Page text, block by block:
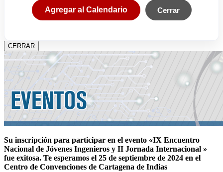
Agregar al Calendario Cerrar
CERRAR
Su inscripción para participar en el evento «IX Encuentro
Nacional de Jóvenes Ingenieros y II Jornada Internacional »
fue exitosa. Te esperamos el 25 de septiembre de 2024 en el
Centro de Convenciones de Cartagena de Indias